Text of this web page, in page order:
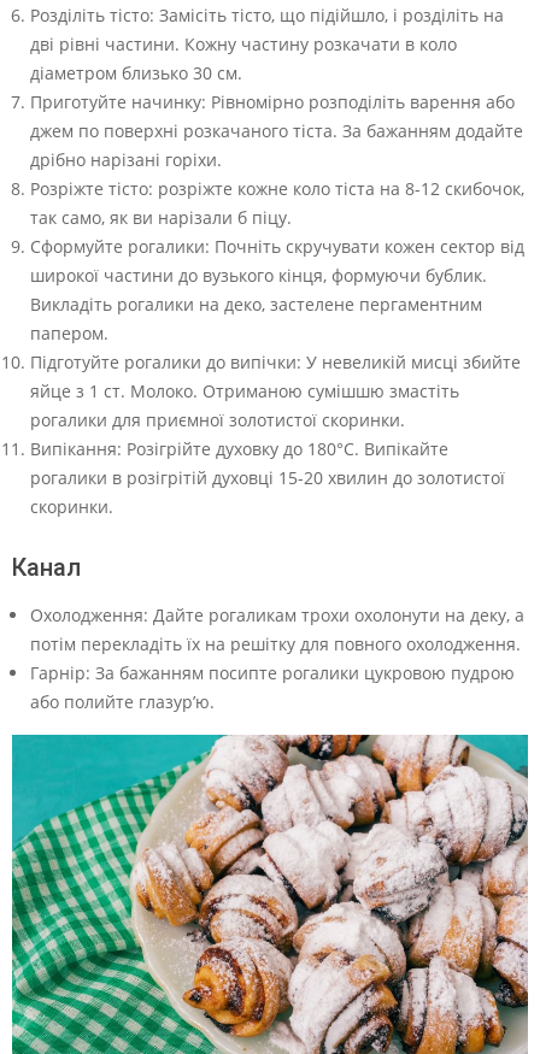
Розділіть тісто: Замісіть тісто, що підійшло, і розділіть на
дві рівні частини. Кожну частину розкачати в коло
діаметром близько 30 см.
Приготуйте начинку: Рівномірно розподіліть варення або
джем по поверхні розкачаного тіста. За бажанням додайте
дрібно нарізані горіхи.
Розріжте тісто: розріжте кожне коло тіста на 8-12 скибочок,
так само, як ви нарізали б піцу.
Сформуйте рогалики: Почніть скручувати кожен сектор від
широкої частини до вузького кінця, формуючи бублик.
Викладіть рогалики на деко, застелене пергаментним
папером.
Підготуйте рогалики до випічки: У невеликій мисці збийте
яйце з 1 ст. Молоко. Отриманою сумішшю змастіть
рогалики для приємної золотистої скоринки.
Випікання: Розігрійте духовку до 180°C. Випікайте
рогалики в розігрітій духовці 15-20 хвилин до золотистої
скоринки.
Канал
Охолодження: Дайте рогаликам трохи охолонути на деку, а
потім перекладіть їх на решітку для повного охолодження.
Гарнір: За бажанням посипте рогалики цукровою пудрою
або полийте глазур’ю.